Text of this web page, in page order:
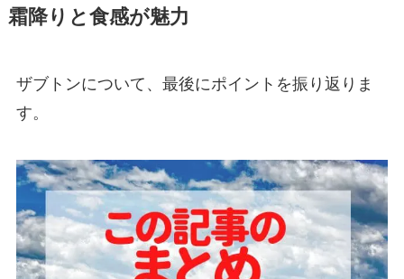
霜降りと食感が魅力
ザブトンについて、最後にポイントを振り返りま
す。